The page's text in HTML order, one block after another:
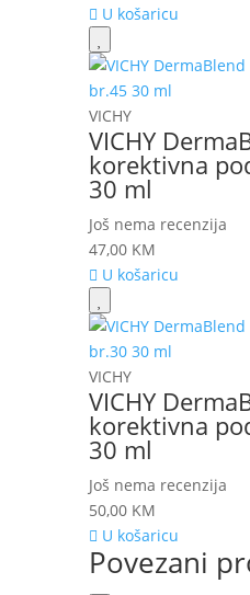
U košaricu
VICHY
VICHY
korektivna
30 ml
Još nema recenzija
47,00 KM
U košaricu
VICHY
VICHY
korektivna
30 ml
Još nema recenzija
50,00 KM
U košaricu
Povezani